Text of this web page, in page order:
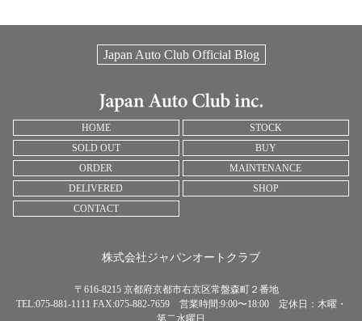
Japan Auto Club Official Blog
HOME
STOCK
SOLD OUT
BUY
ORDER
MAINTENANCE
DELIVERED
SHOP
CONTACT
株式会社ジャパンオートクラブ
〒616-8215 京都府京都市右京区常盤森町２番地
TEL:075-881-1111 FAX:075-882-7659 営業時間:9:00〜18:00 定休日：木曜・
第二水曜日